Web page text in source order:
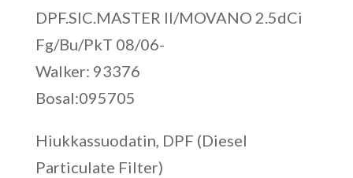
DPF.SIC.MASTER II/MOVANO 2.5dCi
Fg/Bu/PkT 08/06-
Walker: 93376
Bosal:095705
Hiukkassuodatin, DPF (Diesel
Particulate Filter)